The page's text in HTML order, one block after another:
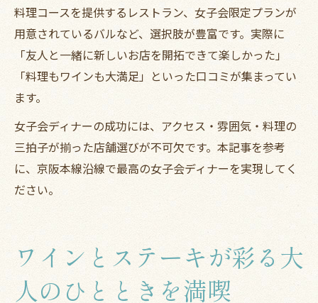
料理コースを提供するレストラン、女子会限定プランが
用意されているバルなど、選択肢が豊富です。実際に
「友人と一緒に新しいお店を開拓できて楽しかった」
「料理もワインも大満足」といった口コミが集まってい
ます。
女子会ディナーの成功には、アクセス・雰囲気・料理の
三拍子が揃った店舗選びが不可欠です。本記事を参考
に、京阪本線沿線で最高の女子会ディナーを実現してく
ださい。
ワインとステーキが彩る大
人のひとときを満喫